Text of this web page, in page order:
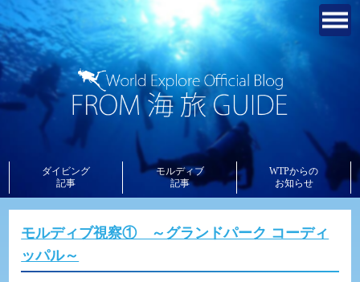
ダイビング
記事
モルディブ
記事
WTPからの
お知らせ
モルディブ視察① ～グランドパーク コーディ
ッパル～